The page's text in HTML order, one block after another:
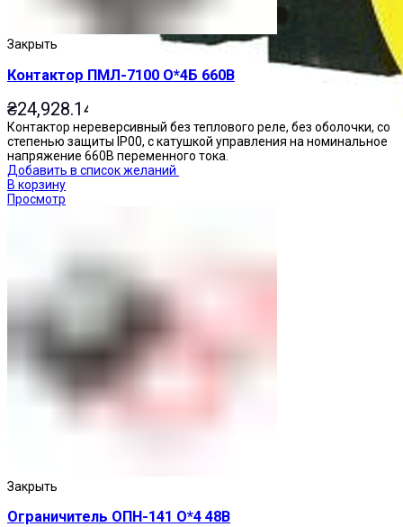
Закрыть
Контактор ПМЛ-7100 О*4Б 660В
₴24,928.14
Контактор нереверсивный без теплового реле, без оболочки, со
степенью защиты IP00, с катушкой управления на номинальное
напряжение 660В переменного тока.
Добавить в список желаний
В корзину
Просмотр
Закрыть
Ограничитель ОПН-141 О*4 48В